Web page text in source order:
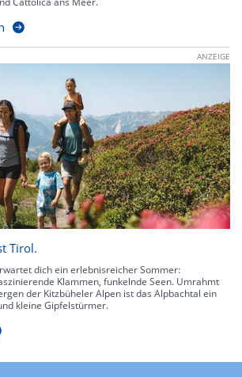
ANZEIGE
Tirol.
dich ein erlebnisreicher Sommer:
Klammen, funkelnde Seen. Umrahmt
der Kitzbüheler Alpen ist das Alpbachtal ein
kleine Gipfelstürmer.